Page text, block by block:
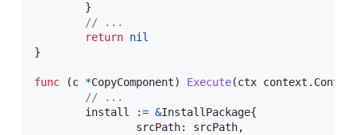
}
// ...
return nil
}
func (c *CopyComponent) Execute(ctx context .
// ...
	install
:= &InstallPackage{
		srcPath
: srcPath,